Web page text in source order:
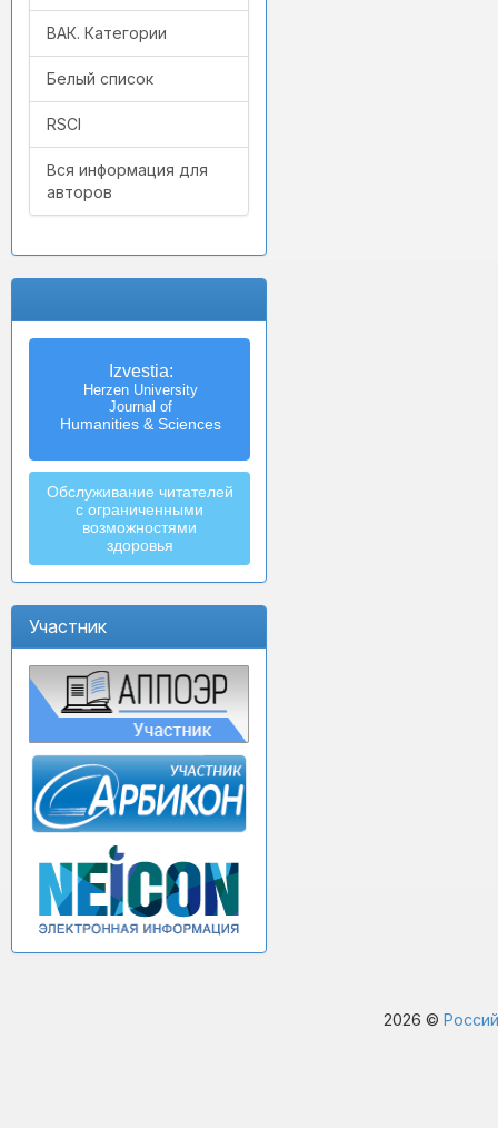
ВАК. Категории
Белый список
RSCI
Вся информация для
авторов
Izvestia:
Herzen University
Journal of
Humanities & Sciences
Обслуживание читателей
с ограниченными
возможностями
здоровья
Участник
2026 ©